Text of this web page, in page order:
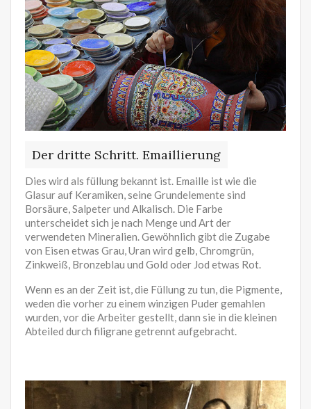
Der dritte Schritt. Emaillierung
Dies wird als füllung bekannt ist. Emaille ist wie die
Glasur auf Keramiken, seine Grundelemente sind
Borsäure, Salpeter und Alkalisch. Die Farbe
unterscheidet sich je nach Menge und Art der
verwendeten Mineralien. Gewöhnlich gibt die Zugabe
von Eisen etwas Grau, Uran wird gelb, Chromgrün,
Zinkweiß, Bronzeblau und Gold oder Jod etwas Rot.
Wenn es an der Zeit ist, die Füllung zu tun, die Pigmente,
weden die vorher zu einem winzigen Puder gemahlen
wurden, vor die Arbeiter gestellt, dann sie in die kleinen
Abteiled durch filigrane getrennt aufgebracht.